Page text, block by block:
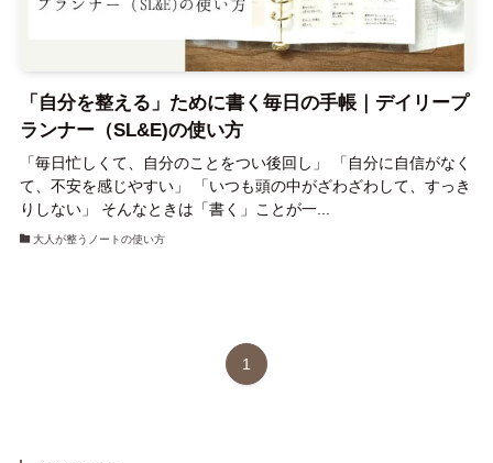
「自分を整える」ために書く毎日の手帳｜デイリープ
ランナー（SL&E)の使い方
「毎日忙しくて、自分のことをつい後回し」 「自分に自信がなく
て、不安を感じやすい」 「いつも頭の中がざわざわして、すっき
りしない」 そんなときは「書く」ことが一...
大人が整うノートの使い方
1